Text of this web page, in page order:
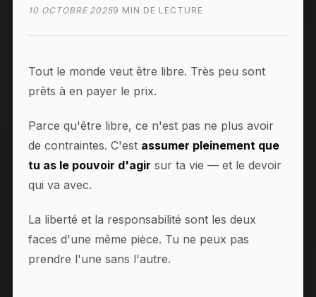
10 OCTOBRE 20259 MIN DE LECTURE
Tout le monde veut être libre. Très peu sont
prêts à en payer le prix.
Parce qu'être libre, ce n'est pas ne plus avoir
de contraintes. C'est assumer pleinement que
tu as le pouvoir d'agir sur ta vie — et le devoir
qui va avec.
La liberté et la responsabilité sont les deux
faces d'une même pièce. Tu ne peux pas
prendre l'une sans l'autre.